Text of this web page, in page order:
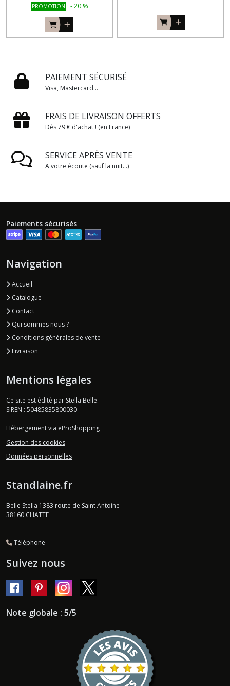
PROMOTION -20 %
PAIEMENT SÉCURISÉ
Visa, Mastercard...
FRAIS DE LIVRAISON OFFERTS
Dès 79 € d'achat ! (en France)
SERVICE APRÈS VENTE
A votre écoute (sauf la nuit...)
Paiements sécurisés
Navigation
Accueil
Catalogue
Contact
Qui sommes nous ?
Conditions générales de vente
Livraison
Mentions légales
Ce site est édité par Stella Belle.
SIREN : 50485835800030
Hébergement via eProShopping
Gestion des cookies
Données personnelles
Standlaine.fr
Belle Stella 1383 route de Saint Antoine
38160 CHATTE
Téléphone
Suivez nous
Note globale : 5/5